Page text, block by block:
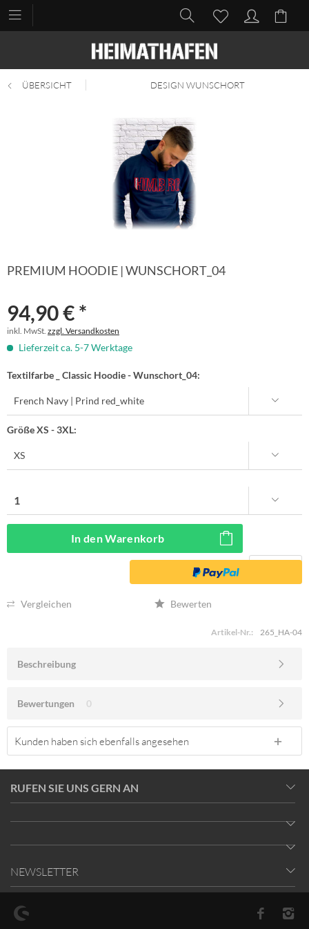
ÜBERSICHT DESIGN WUNSCHORT
PREMIUM HOODIE | WUNSCHORT_04
94,90 € *
inkl. MwSt. zzgl. Versandkosten
Lieferzeit ca. 5-7 Werktage
Textilfarbe _ Classic Hoodie - Wunschort_04:
Größe XS - 3XL:
In denWarenkorb
Vergleichen Bewerten
Artikel-Nr.: 265_HA-04
Beschreibung
Bewertungen 0
Kunden haben sich ebenfalls angesehen
RUFEN SIE UNS GERN AN
NEWSLETTER